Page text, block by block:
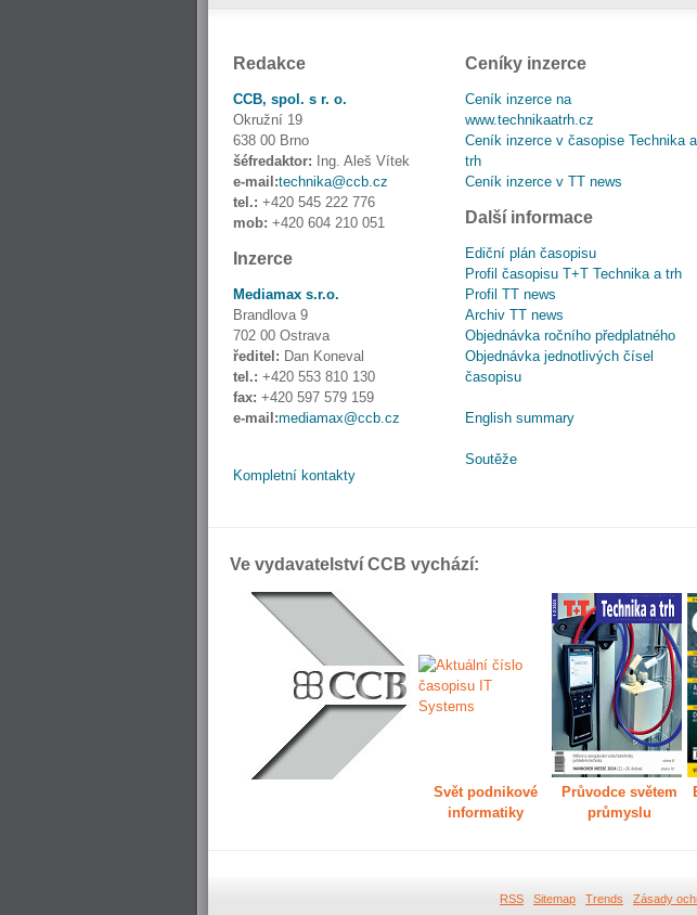
Redakce
CCB, spol. s r. o.
Okružní 19
638 00 Brno
šéfredaktor: Ing. Aleš Vítek
e-mail:technika@ccb.cz
tel.: +420 545 222 776
mob: +420 604 210 051
Inzerce
Mediamax s.r.o.
Brandlova 9
702 00 Ostrava
ředitel: Dan Koneval
tel.: +420 553 810 130
fax: +420 597 579 159
e-mail:mediamax@ccb.cz
Kompletní kontakty
Ceníky inzerce
Ceník inzerce na
www.technikaatrh.cz
Ceník inzerce v časopise Technika a
trh
Ceník inzerce v TT news
Další informace
Ediční plán časopisu
Profil časopisu T+T Technika a trh
Profil TT news
Archiv TT news
Objednávka ročního předplatného
Objednávka jednotlivých čísel
časopisu
English summary
Soutěže
Ve vydavatelství CCB vychází:
Svět podnikové
informatiky
Průvodce světem
průmyslu
RSS Sitemap Trends Zásady